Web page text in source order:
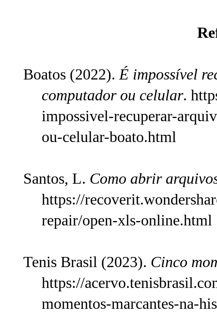
Boatos (2022). É impossível
computador ou celular.
impossivel-recuperar-
ou-celular-boato.html
Santos, L. Como abrir
https://
repair/open-xls-online.html
Tenis Brasil (2023). Cinco
https://
momentos-marcantes-na-